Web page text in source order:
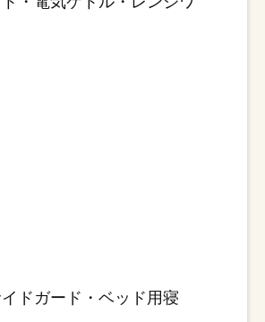
ドガード・ベッド用寝